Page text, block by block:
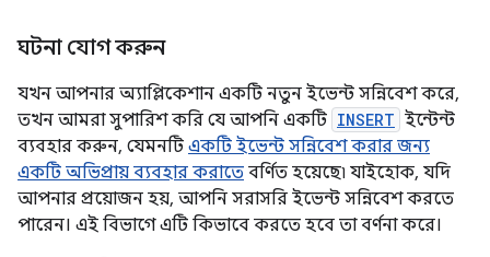
ঘটনা যোগ করুন
যখন আপনার অ্যাপ্লিকেশান একটি নতুন ইভেন্ট সন্নিবেশ করে,
তখন আমরা সুপারিশ করি যে আপনি একটি INSERT ইন্টেন্ট
ব্যবহার করুন, যেমনটি একটি ইভেন্ট সন্নিবেশ করার জন্য
একটি অভিপ্রায় ব্যবহার করাতে বর্ণিত হয়েছে৷ যাইহোক, যদি
আপনার প্রয়োজন হয়, আপনি সরাসরি ইভেন্ট সন্নিবেশ করতে
পারেন। এই বিভাগে এটি কিভাবে করতে হবে তা বর্ণনা করে।